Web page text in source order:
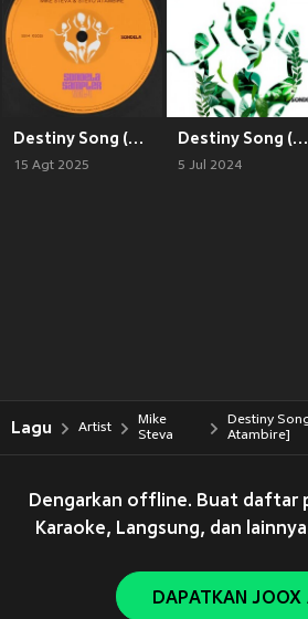
Destiny Song (Gledd Remix)
15 Agt 2025
Destiny Song (Remixes)
5 Jul 2024
Lagu Artist
Mike
Steva
Destiny
Atambire]
Dengarkan offline. Buat daftar
Karaoke, Langsung, dan
DAPATKAN JOOX